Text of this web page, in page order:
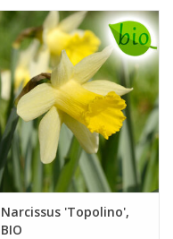
Narcissus 'Topolino',
BIO